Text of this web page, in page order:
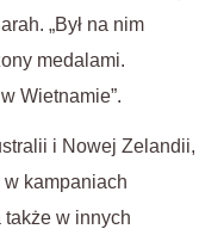
„Był na nim
medalami.
Wietnamie”.
i Nowej Zelandii,
kampaniach
w innych